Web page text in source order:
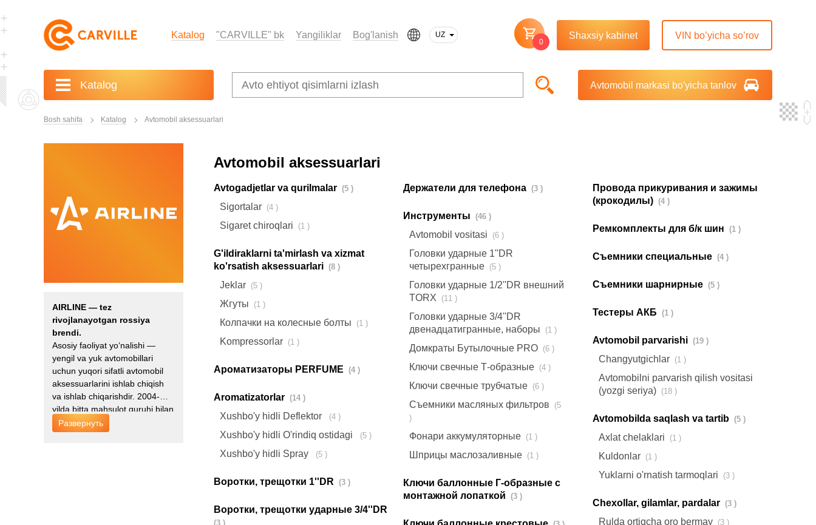
Katalog "CARVILLE" bk Yangiliklar Bog'lanish
UZ
0
Shaxsiy kabinet VIN bo’yicha so’rov
Katalog Avtomobil markasi bo'yicha tanlov
Bosh sahifa Katalog Avtomobil aksessuarlari
AIRLINE — tez
rivojlanayotgan rossiya
brendi.
Asosiy faoliyat yo‘nalishi —
yengil va yuk avtomobillari
uchun yuqori sifatli avtomobil
aksessuarlarini ishlab chiqish
va ishlab chiqarishdir. 2004-
yilda bitta mahsulot guruhi bilan
faoliyatini boshlagan AIRLINE
kompaniyasi 2006-yildayoq
Развернуть
Avtomobil aksessuarlari
Avtogadjetlar va qurilmalar (5 )
Sigortalar (4 )
Sigaret chiroqlari (1 )
G'ildiraklarni ta'mirlash va xizmat
ko'rsatish aksessuarlari
(8 )
Jeklar (5 )
Жгуты (1 )
Колпачки на колесные болты (1 )
Kompressorlar (1 )
Ароматизаторы PERFUME (4 )
Aromatizatorlar (14 )
Xushbo'y hidli Deflektor (4 )
Xushbo'y hidli O'rindiq ostidagi (5 )
Xushbo'y hidli Spray (5 )
Воротки, трещотки 1''DR (3 )
Воротки, трещотки ударные 3/4''DR
(3 )
Держатели для телефона (3 )
Инструменты (46 )
Avtomobil vositasi (6 )
Головки ударные 1''DR
четырехгранные
(5 )
Головки ударные 1/2''DR внешний
TORX
(11 )
Головки ударные 3/4''DR
двенадцатигранные, наборы
(1 )
Домкраты Бутылочные PRO (6 )
Ключи свечные Т-образные (4 )
Ключи свечные трубчатые (6 )
Съемники масляных фильтров
)
Фонари аккумуляторные (1 )
Шприцы маслозаливные (1 )
Ключи баллонные Г-образные с
монтажной лопаткой
(3 )
Провода прикуривания и зажимы
(крокодилы)
(4 )
Ремкомплекты для б/к шин (1 )
Съемники специальные (4 )
Съемники шарнирные (5 )
Тестеры АКБ (1 )
Avtomobil parvarishi (19 )
Changyutgichlar (1 )
Avtomobilni parvarish qilish vositasi
(yozgi seriya)
(18 )
Avtomobilda saqlash va tartib (5 )
Axlat chelaklari (1 )
Kuldonlar (1 )
Yuklarni o'rnatish tarmoqlari (3 )
Chexollar, gilamlar, pardalar (3 )
Rulda ortiqcha oro bermay (3 )